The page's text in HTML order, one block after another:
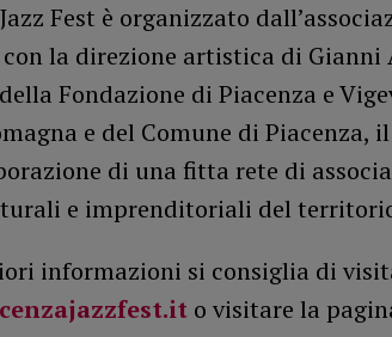
Fest è organizzato
con la direzione artistica di Gianni
Fondazione di Piacenza e
e del Comune di Piacenza,
di una fitta rete di
e imprenditoriali del
informazioni si consiglia di
o visitare la